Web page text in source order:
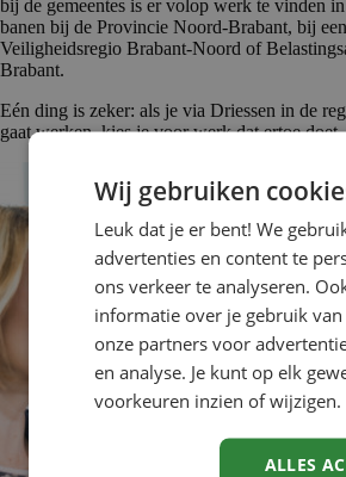
bij de gemeentes is er volop werk te vinden
banen bij de Provincie Noord-Brabant, bij
Veiligheidsregio Brabant-Noord of
Brabant.
Eén ding is zeker: als je via Driessen in de
gaat werken, kies je voor werk dat ertoe doet.
Wij gebruiken
Leuk dat je er bent! We
advertenties en content te
ons verkeer te analyseren.
informatie over je gebruik
onze partners voor
en analyse. Je kunt op elk
voorkeuren inzien of wijzigen.
ALLES